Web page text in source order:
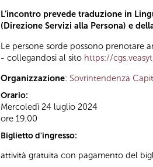
L’incontro prevede traduzione in
(Direzione Servizi alla Persona) e
Le persone sorde possono prenotare
- collegandosi al sito https://
Organizzazione: Sovrintendenza
Orario:
Mercoledì 24 luglio 2024
ore 19.00
Biglietto d'ingresso:
attività gratuita con pagamento del